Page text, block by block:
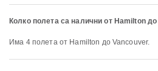
Колко полета са налични от Hamilton
Има 4 полета от Hamilton до Vancouver.